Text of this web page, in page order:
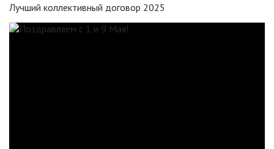
Лучший коллективный договор 2025